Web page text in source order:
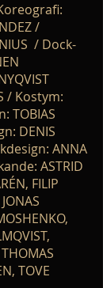
/
/ Dock-
/ Kostym:
TOBIAS
DENIS
ANNA
ASTRID
FILIP
TOVE